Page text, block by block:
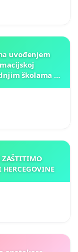
uvođenjem
školama u
ZAŠTITIMO
HERCEGOVINE